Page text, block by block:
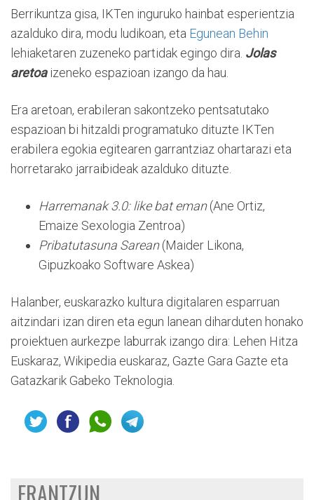
Berrikuntza gisa, IKTen inguruko hainbat esperientzia
azalduko dira, modu ludikoan, eta Egunean Behin
lehiaketaren zuzeneko partidak egingo dira. Jolas
aretoaizeneko espazioan izango da hau.
Era aretoan, erabileran sakontzeko pentsatutako
espazioan bi hitzaldi programatuko dituzte IKTen
erabilera egokia egitearen garrantziaz ohartarazi eta
horretarako jarraibideak azalduko dituzte.
Harremanak 3.0: like bat eman(Ane Ortiz,
Emaize Sexologia Zentroa)
Pribatutasuna Sarean(Maider Likona,
Gipuzkoako Software Askea)
Halanber, euskarazko kultura digitalaren esparruan
aitzindari izan diren eta egun lanean diharduten honako
proiektuen aurkezpe laburrak izango dira: Lehen Hitza
Euskaraz, Wikipedia euskaraz, Gazte Gara Gazte eta
Gatazkarik Gabeko Teknologia.
ERANTZUN